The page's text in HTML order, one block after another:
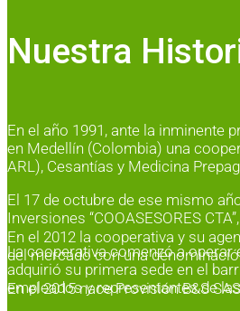
Nuestra
En el año 1991, ante la inminente
en Medellín (Colombia) una
ARL), Cesantías y Medicina
El 17 de octubre de ese mismo
Inversiones “COOASESORES
La cooperativa comenzó a
adquirió su primera sede en el
empleados y representantes de
En el 2012 la cooperativa y su
del mercado con una
En el 2015 nace Provisión B&S